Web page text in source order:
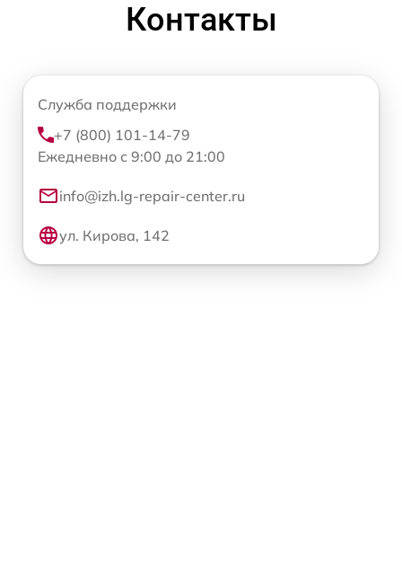
Контакты
Служба поддержки
+7 (800) 101-14-79
Ежедневно с 9:00 до 21:00
info@izh.lg-repair-center.ru
ул. Кирова, 142